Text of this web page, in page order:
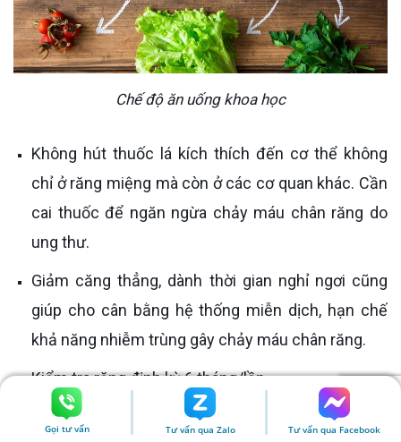
Chế độ ăn uống khoa học
Không hút thuốc lá kích thích đến cơ thể không
chỉ ở răng miệng mà còn ở các cơ quan khác. Cần
cai thuốc để ngăn ngừa chảy máu chân răng do
ung thư.
Giảm căng thẳng, dành thời gian nghỉ ngơi cũng
giúp cho cân bằng hệ thống miễn dịch, hạn chế
khả năng nhiễm trùng gây chảy máu chân răng.
Kiểm tra răng định kỳ 6 tháng/lần.
>> Xem thêm: Chi phí cấy ghép Implanttại Dr.
Gọi tư vấn Tư vấn qua Zalo Tư vấn qua Facebook